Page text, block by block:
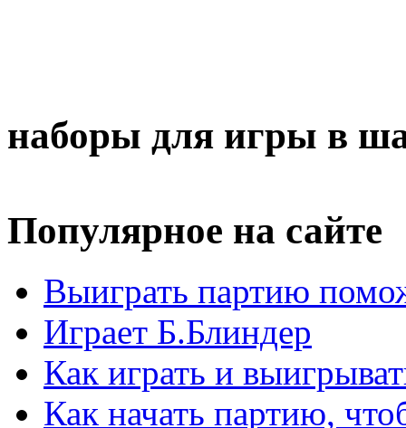
наборы для игры в
Популярное на сайте
Выиграть партию
Играет Б.Блиндер
Как играть и
Как начать партию,